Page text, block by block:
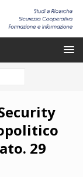
29